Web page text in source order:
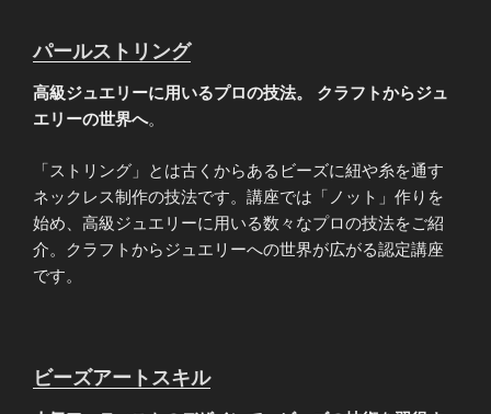
パールストリング
高級ジュエリーに用いるプロの技法。 クラフトからジュ
エリーの世界へ。
「ストリング」とは古くからあるビーズに紐や糸を通す
ネックレス制作の技法です。講座では「ノット」作りを
始め、高級ジュエリーに用いる数々なプロの技法をご紹
介。クラフトからジュエリーへの世界が広がる認定講座
です。
ビーズアートスキル